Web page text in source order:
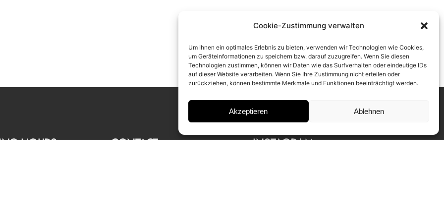
Cookie-Zustimmung verwalten
Um Ihnen ein optimales Erlebnis zu bieten, verwenden wir Technologien wie Cookies,
um Geräteinformationen zu speichern bzw. darauf zuzugreifen. Wenn Sie diesen
Technologien zustimmen, können wir Daten wie das Surfverhalten oder eindeutige IDs
auf dieser Website verarbeiten. Wenn Sie Ihre Zustimmung nicht erteilen oder
zurückziehen, können bestimmte Merkmale und Funktionen beeinträchtigt werden.
Akzeptieren Ablehnen
HOURS CONTACT
INSTAGRAM